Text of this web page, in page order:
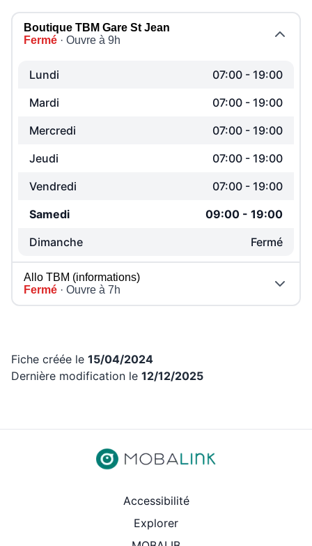
Boutique TBM Gare St Jean
Fermé · Ouvre à 9h
Lundi 07:00 - 19:00
Mardi
07:00 - 19:00
Mercredi
07:00 - 19:00
Jeudi
07:00 - 19:00
Vendredi
07:00 - 19:00
Samedi
09:00 - 19:00
Dimanche
Fermé
Allo TBM (informations)
Fermé · Ouvre à 7h
Fiche créée le 15/04/2024
Dernière modification le 12/12/2025
Accessibilité
Explorer